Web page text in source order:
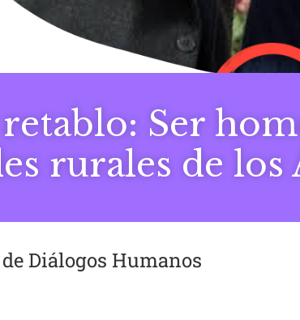
Ser
rurales de los
Diálogos Humanos